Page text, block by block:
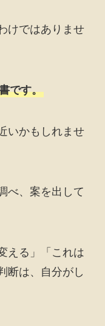
けではありませ
です。
いかもしれませ
べ、案を出して
える」「これは
断は、自分がし